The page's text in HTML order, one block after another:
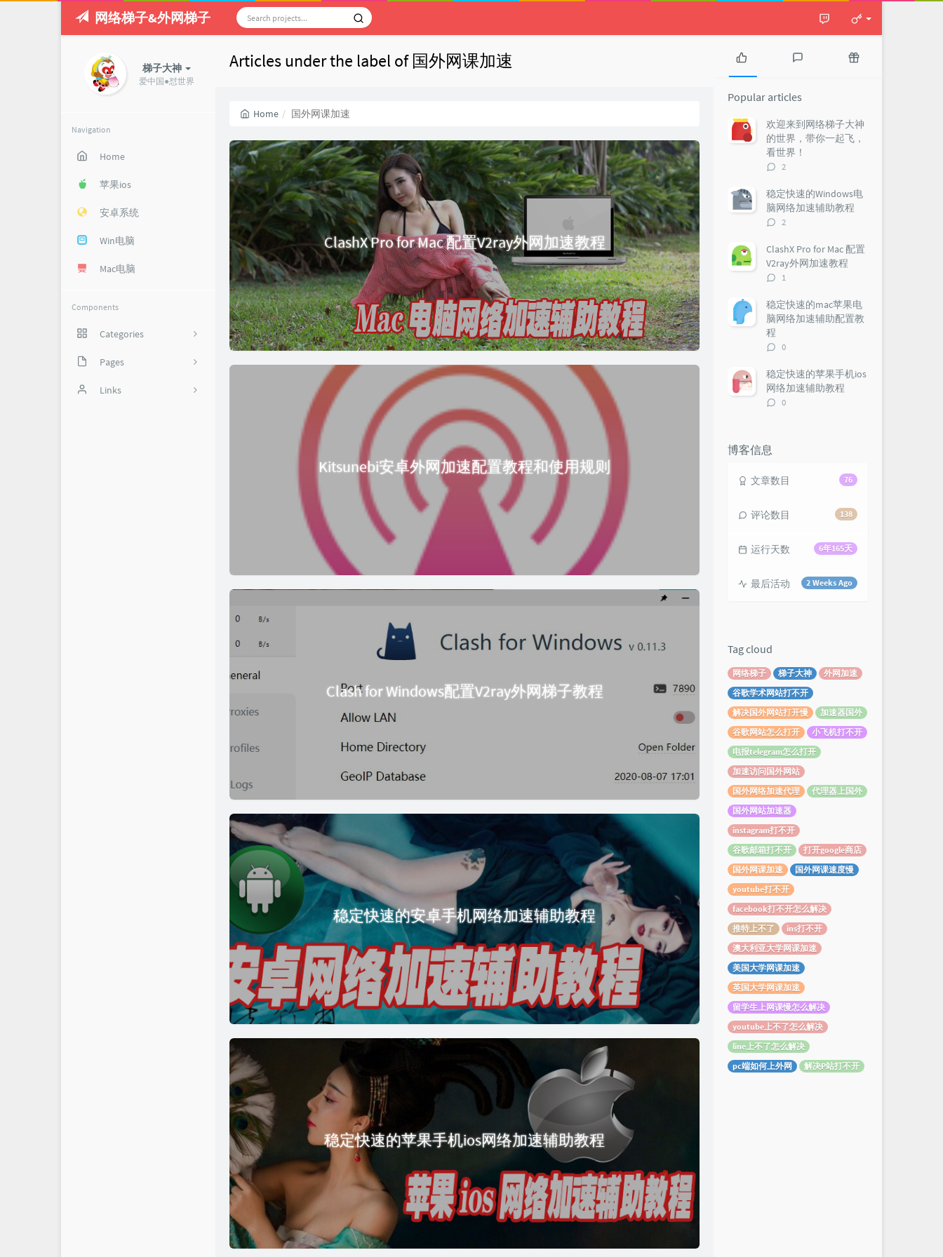
网络梯子&外网梯子
梯子大神
爱中国●怼世界
Navigation
Home
苹果ios
安卓系统
Win电脑
Mac电脑
Components
Categories
35
网络技巧
实用软件
Pages
备份页
Links
Articles under the label of 国外网课加速
Home 国外网课加速
ClashX Pro for Mac 配置V2ray外网加速教程
Kitsunebi安卓外网加速配置教程和使用规则
Clash for Windows配置V2ray外网梯子教程
稳定快速的安卓手机网络加速辅助教程
稳定快速的苹果手机ios网络加速辅助教程
P
p
u
l
a
r
t
i
l
e
s
t
e
s
t
m
m
t
s
d
o
m
t
i
c
e
Popular articles
欢迎来到网络梯子大神
的世界，带你一起飞，
看世界！
评
数：
2
稳定快速的Windows电
脑网络加速辅助教程
评
数：
2
ClashX Pro for Mac 配置
V2ray外网加速教程
评
数：
1
稳定快速的mac苹果电
脑网络加速辅助配置教
程
评
数：
0
稳定快速的苹果手机ios
网络加速辅助教程
评
0
博客信息
76
文章数目
138
评论数目
6年165天
运行天数
2 Weeks Ago
最后活动
Tag cloud
网络梯子 梯子大神
外网加速
谷歌学术网站打不开
解决国外网站打开慢
加速器国外
谷歌网站怎么打开
小飞机打不开
电报telegram怎么打开
加速访问国外网站
国外网络加速代理
代理器上国外
国外网站加速器
instagram打不开
谷歌邮箱打不开
打开google商店
国外网课加速
国外网课速度慢
youtube打不开
facebook打不开怎么解决
推特上不了
ins打不开
澳大利亚大学网课加速
美国大学网课加速
英国大学网课加速
留学生上网课慢怎么解决
youtube上不了怎么解决
line上不了怎么解决
pc端如何上外网
解决P站打不开